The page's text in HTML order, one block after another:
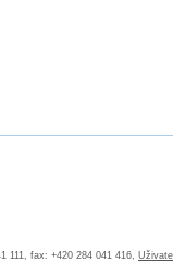
111, fax: +420 284 041 416,